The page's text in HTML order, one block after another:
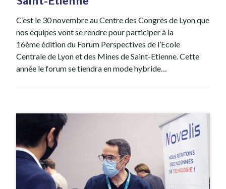
Saint-Etienne
C’est le 30 novembre au Centre des Congrès de Lyon que
nos équipes vont se rendre pour participer à la
16ème édition du Forum Perspectives de l’Ecole
Centrale de Lyon et des Mines de Saint-Etienne. Cette
année le forum se tiendra en mode hybride…